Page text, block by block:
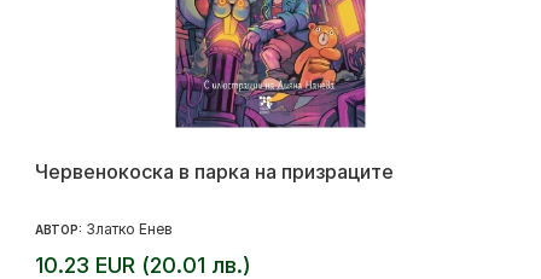
Червенокоска в парка на призраците
АВТОР: Златко Енев
10.23 EUR (20.01 лв.)